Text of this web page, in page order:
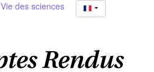
Vie des sciences